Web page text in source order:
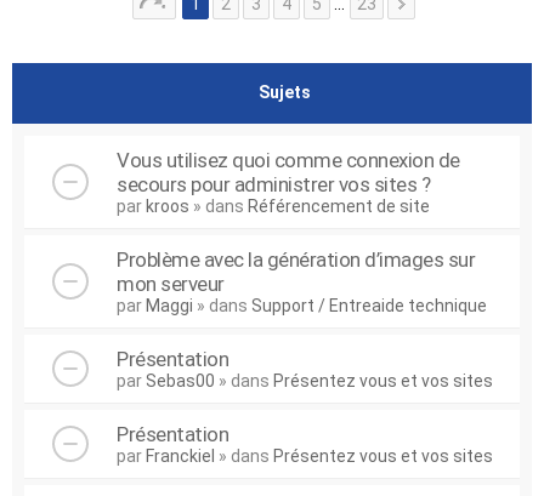
Sujets
Vous utilisez quoi comme connexion de
secours pour administrer vos sites ?
par kroos » dans Référencement de site
Problème avec la génération d’images sur
mon serveur
par Maggi » dans Support / Entreaide technique
Présentation
par Sebas00 » dans Présentez vous et vos sites
Présentation
par Franckiel » dans Présentez vous et vos sites